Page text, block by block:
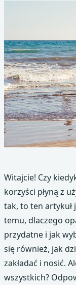
Witajcie! Czy
korzyści płyną z
tak, to ten artykuł
temu, dlaczego
przydatne i jak
się również, jak
zakładać i nosić.
wszystkich?